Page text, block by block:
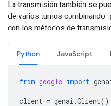
La transmisión también se
de varios turnos combinando
con los métodos de
Python JavaScript
from google import
client = genai .Client()